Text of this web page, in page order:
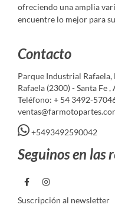
ofreciendo una amplia
encuentre lo mejor para
Contacto
Parque Industrial Rafaela,
Rafaela (2300) - Santa Fe
Teléfono: + 54 3492-
+5493492590042
Seguinos en las
Suscripción al newsletter